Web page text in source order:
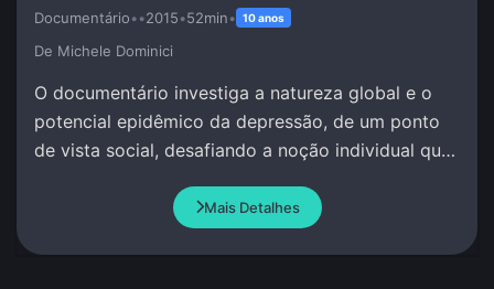
Documentário••2015•52min• 10 anos
De Michele Dominici
O documentário investiga a natureza global e o
potencial epidêmico da depressão, de um ponto
de vista social, desafiando a noção individual que
Mais Detalhes